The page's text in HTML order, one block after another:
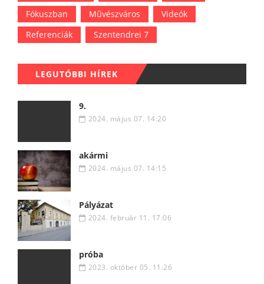
Fókuszban
Művészváros
Videók
Referenciák
Szentendrei 7
LEGUTÓBBI HÍREK
9.
2024. május 07. 14:20
akármi
2024. május 07. 14:15
Pályázat
2024. február 11. 17:06
próba
2023. október 05. 11:26